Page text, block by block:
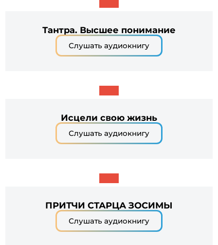
Тантра. Высшее понимание
Слушать аудиокнигу
Исцели свою жизнь
Слушать аудиокнигу
ПРИТЧИ СТАРЦА ЗОСИМЫ
Слушать аудиокнигу